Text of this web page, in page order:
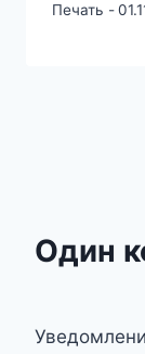
Печать -
Один